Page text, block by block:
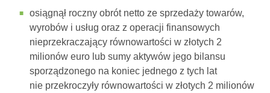
osiągnął roczny obrót netto ze sprzedaży towarów,
wyrobów i usług oraz z operacji finansowych
nieprzekraczający równowartości w złotych 2
milionów euro lub sumy aktywów jego bilansu
sporządzonego na koniec jednego z tych lat
nie przekroczyły równowartości w złotych 2 milionów